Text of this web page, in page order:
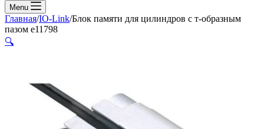
Menu
Главная/IO-Link/Блок памяти для цилиндров с т-образным
пазом e11798
🔍